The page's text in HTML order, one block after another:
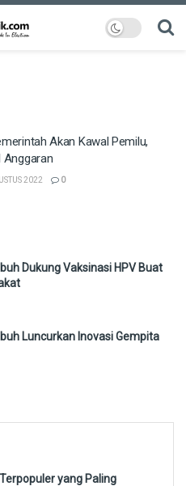
Akan Kawal Pemilu,
Anggaran
2022 0
Dukung Vaksinasi HPV Buat
Luncurkan Inovasi Gempita
yang Paling